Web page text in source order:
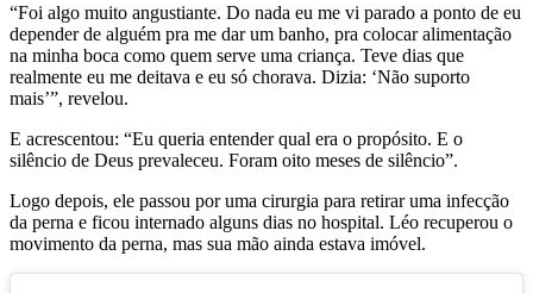
“Foi algo muito angustiante. Do nada eu me vi parado a ponto de eu
depender de alguém pra me dar um banho, pra colocar alimentação
na minha boca como quem serve uma criança. Teve dias que
realmente eu me deitava e eu só chorava. Dizia: ‘Não suporto
mais’”, revelou.
E acrescentou: “Eu queria entender qual era o propósito. E o
silêncio de Deus prevaleceu. Foram oito meses de silêncio”.
Logo depois, ele passou por uma cirurgia para retirar uma infecção
da perna e ficou internado alguns dias no hospital. Léo recuperou o
movimento da perna, mas sua mão ainda estava imóvel.